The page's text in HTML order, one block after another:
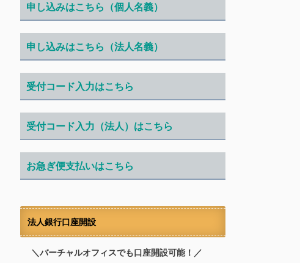
申し込みはこちら（個人名義）
申し込みはこちら（法人名義）
受付コード入力はこちら
受付コード入力（法人）はこちら
お急ぎ便支払いはこちら
法人銀行口座開設
＼バーチャルオフィスでも口座開設可能！／